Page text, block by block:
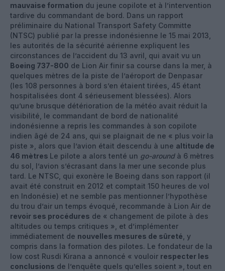
mauvaise formation du jeune copilote et à l’intervention
tardive du commandant de bord. Dans un rapport
préliminaire du National Transport Safety Committe
(NTSC) publié par la presse indonésienne le 15 mai 2013,
les autorités de la sécurité aérienne expliquent les
circonstances de l’accident du 13 avril, qui avait vu un
Boeing 737-800 de Lion Air finir sa course dans la mer, à
quelques mètres de la piste de l’aéroport de Denpasar
(les 108 personnes à bord s’en étaient tirées, 45 étant
hospitalisées dont 4 sérieusement blessées). Alors
qu’une brusque détérioration de la météo avait réduit la
visibilité, le commandant de bord de nationalité
indonésienne a repris les commandes à son copilote
indien âgé de 24 ans, qui se plaignait de ne « plus voir la
piste », alors que l’avion était descendu à une altitude de
46 mètres Le pilote a alors tenté un go-aroundà 6 mètres
du sol, l’avion s’écrasant dans la mer une seconde plus
tard. Le NTSC, qui exonère le Boeing dans son rapport (il
avait été construit en 2012 et comptait 150 heures de vol
en Indonésie) et ne semble pas mentionner l’hypothèse
du trou d’air un temps évoqué, recommande à Lion Air de
revoir ses procédures de « changement de pilote à des
altitudes ou temps critiques », et d’implémenter
immédiatement de nouvelles mesures de sûreté , y
compris dans la formation des pilotes. Le fondateur de la
low cost Rusdi Kirana a annoncé « vouloir respecter les
conclusions de l’enquête quels qu’elles soient », tout en